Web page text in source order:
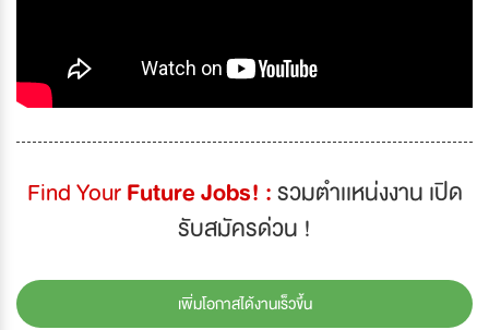
Find YourFuture Jobs! :รวมตำเเหน่งงาน เปิด
รับสมัครด่วน !
เพิ่มโอกาสได้งานเร็วขึ้น